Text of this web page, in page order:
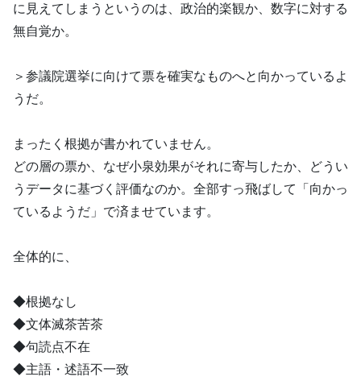
に見えてしまうというのは、政治的楽観か、数字に対する
無自覚か。
＞参議院選挙に向けて票を確実なものへと向かっているよ
うだ。
まったく根拠が書かれていません。
どの層の票か、なぜ小泉効果がそれに寄与したか、どうい
うデータに基づく評価なのか。全部すっ飛ばして「向かっ
ているようだ」で済ませています。
全体的に、
◆根拠なし
◆文体滅茶苦茶
◆句読点不在
◆主語・述語不一致